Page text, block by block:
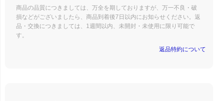
商品の品質につきましては、万全を期しておりますが、万一不良・破
損などがございましたら、商品到着後7日以内にお知らせください。返
品・交換につきましては、1週間以内、未開封・未使用に限り可能で
す。
返品特約について